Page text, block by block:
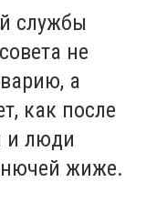
службы
не
а
как после
и люди
жиже.